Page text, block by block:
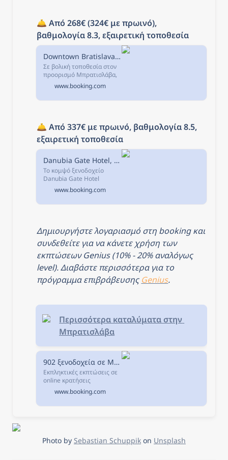
περιμένουν στη
Booking.com.
🛎️ Από 268€ (324€ με πρωινό),
βαθμολογία 8.3, εξαιρετική τοποθεσία
Downtown Bratislava B&B, Μπρατισλάβα, Σλοβακία
Σε βολική τοποθεσία στον
προορισμό Μπρατισλάβα,
το Downtown Bratislava
B&B παρέχει καταλύματα 3
αστέρων κοντά στα σημεία
www.booking.com
🛎️ Από 337€ με πρωινό, βαθμολογία 8.5,
εξαιρετική τοποθεσία
Danubia Gate Hotel, Μπρατισλάβα, Σλοβακία
Το κομψό ξενοδοχείο
Danubia Gate Hotel
βρίσκεται σε απόσταση 5
λεπτών με τα πόδια από
την Παλιά Πόλη της
www.booking.com
Δημιουργήστε λογαριασμό στη booking και
συνδεθείτε για να κάνετε χρήση των
εκπτώσεων Genius (10% - 20% αναλόγως
level). Διαβάστε περισσότερα για το
πρόγραμμα επιβράβευσης Genius.
Περισσότερα καταλύματα στην
Μπρατισλάβα
902 ξενοδοχεία σε Μπρατισλάβα, Σλοβακία.
Εκπληκτικές εκπτώσεις σε
online κρατήσεις
ξενοδοχείων σε
Μπρατισλάβα, Σλοβακία.
Διαθεσιμότητα και
καλύτερο ξενοδοχείο για
τη διαμονή σας.
www.booking.com
Photo by Sebastian Schuppik on Unsplash